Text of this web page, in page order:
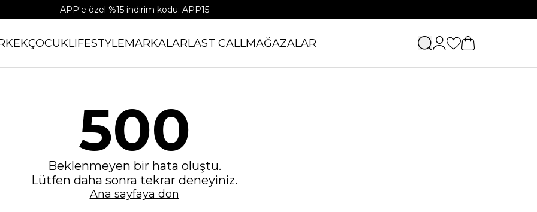
APP'e özel %15 indirim kodu: APP15
ÇOCUKLIFESTYLEMARKALARLAST CALLMAĞAZALAR
500
Beklenmeyen bir hata oluştu.
Lütfen daha sonra tekrar deneyiniz.
Ana sayfaya dön